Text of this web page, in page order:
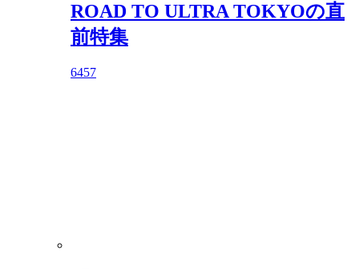
ROAD TO ULTRA TOKYOの直
前特集
6457